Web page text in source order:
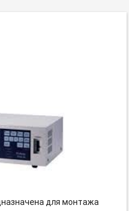
для монтажа